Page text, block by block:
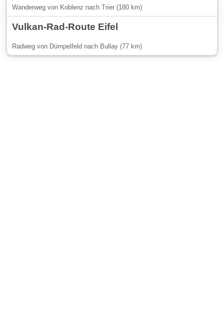
Wanderweg von Koblenz nach Trier (180 km)
Vulkan-Rad-Route Eifel
Radweg von Dümpelfeld nach Bullay (77 km)